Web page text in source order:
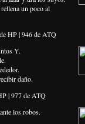
un poco al
HP | 946 de ATQ
Y.
daño.
| 977 de ATQ
los robos.